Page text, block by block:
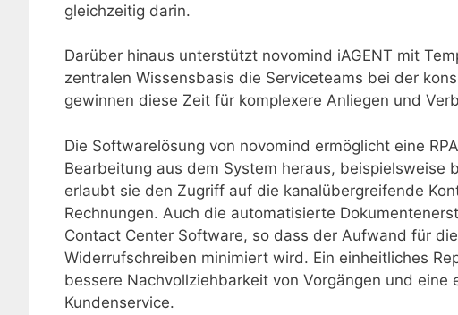
gleichzeitig darin.
Darüber hinaus unterstützt novomind iAGENT mit
zentralen Wissensbasis die Serviceteams bei der
gewinnen diese Zeit für komplexere Anliegen und
Die Softwarelösung von novomind ermöglicht eine
Bearbeitung aus dem System heraus, beispielsweise
erlaubt sie den Zugriff auf die kanalübergreifende
Rechnungen. Auch die automatisierte
Contact Center Software, so dass der Aufwand für
Widerrufschreiben minimiert wird. Ein einheitliches
bessere Nachvollziehbarkeit von Vorgängen und eine
Kundenservice.